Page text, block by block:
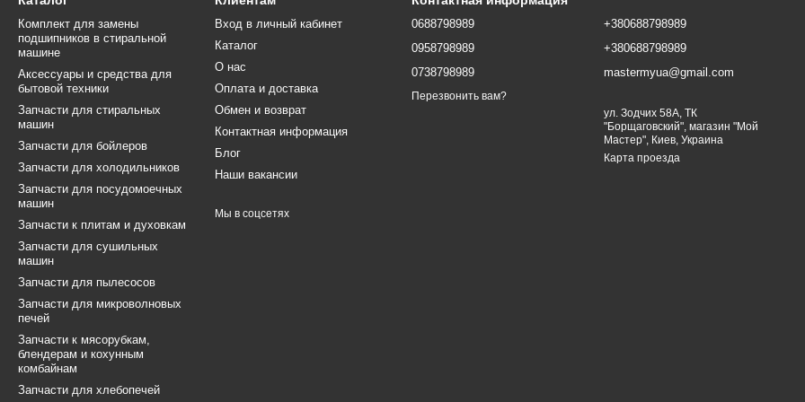
, которые приводят к деформации или поломке пластин.
после стирки или цикл не запускается — это признак неисправности замка. Важно обратиться к мастеру для диагностики и
выполнена самостоятельно или мастером. Основные шаги:
ослабив хомут.
и отсоединить провода.
и зафиксировать его на месте.
тестовую стирку.
стиральной машины?
мастер»
оплаты и организуют доставку по всей Украине. Также доступны услуги установки и сервисного обслуживания.
Комплект для замены
подшипников в стиральной
машине
Аксессуары и средства для
бытовой техники
Запчасти для стиральных
машин
Запчасти для бойлеров
Запчасти для холодильников
Запчасти для посудомоечных
машин
Запчасти к плитам и духовкам
Запчасти для сушильных
машин
Запчасти для пылесосов
Запчасти для микроволновых
печей
Запчасти к мясорубкам,
блендерам и кохунным
комбайнам
Запчасти для хлебопечей
Вход в личный кабинет
Каталог
О нас
Оплата и доставка
Обмен и возврат
Контактная информация
Блог
Наши вакансии
Мы в соцсетях
0688798989
0958798989
0738798989
Перезвонить вам?
+380688798989
+380688798989
mastermyua@gmail.com
ул. Зодчих 58А, ТК
"Борщаговский", магазин "Мой
Мастер", Киев, Украина
Карта проезда